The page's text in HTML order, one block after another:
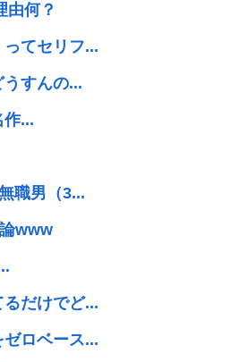
由何？
てセリフ...
すんの...
作...
職男（3...
www
るだけでど...
ロベース...